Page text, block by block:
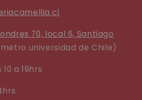
70, local 6, Santiago
universidad de Chile)
a 19hrs